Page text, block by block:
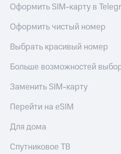
Оформить SIM-карту в
Оформить чистый номер
Выбрать красивый номер
Больше возможностей
Заменить SIM-карту
Перейти на eSIM
Для дома
Спутниковое ТВ